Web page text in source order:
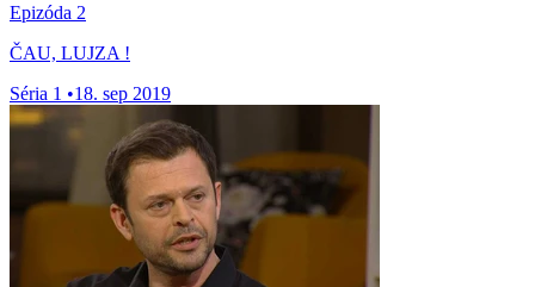
Epizóda 2
ČAU, LUJZA !
Séria 1 •18. sep 2019